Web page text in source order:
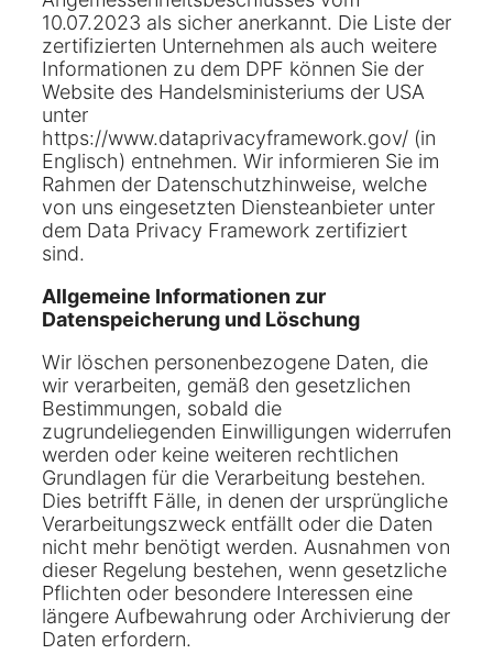
10.07.2023 als sicher anerkannt. Die Liste der
zertifizierten Unternehmen als auch weitere
Informationen zu dem DPF können Sie der
Website des Handelsministeriums der USA
unter
https://www.dataprivacyframework.gov/ (in
Englisch) entnehmen. Wir informieren Sie im
Rahmen der Datenschutzhinweise, welche
von uns eingesetzten Diensteanbieter unter
dem Data Privacy Framework zertifiziert
sind.
Allgemeine Informationen zur
Datenspeicherung und Löschung
Wir löschen personenbezogene Daten, die
wir verarbeiten, gemäß den gesetzlichen
Bestimmungen, sobald die
zugrundeliegenden Einwilligungen widerrufen
werden oder keine weiteren rechtlichen
Grundlagen für die Verarbeitung bestehen.
Dies betrifft Fälle, in denen der ursprüngliche
Verarbeitungszweck entfällt oder die Daten
nicht mehr benötigt werden. Ausnahmen von
dieser Regelung bestehen, wenn gesetzliche
Pflichten oder besondere Interessen eine
längere Aufbewahrung oder Archivierung der
Daten erfordern.